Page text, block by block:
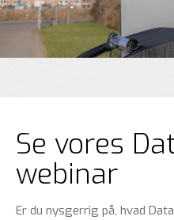
Se vores
webinar
Er du nysgerrig på, hvad